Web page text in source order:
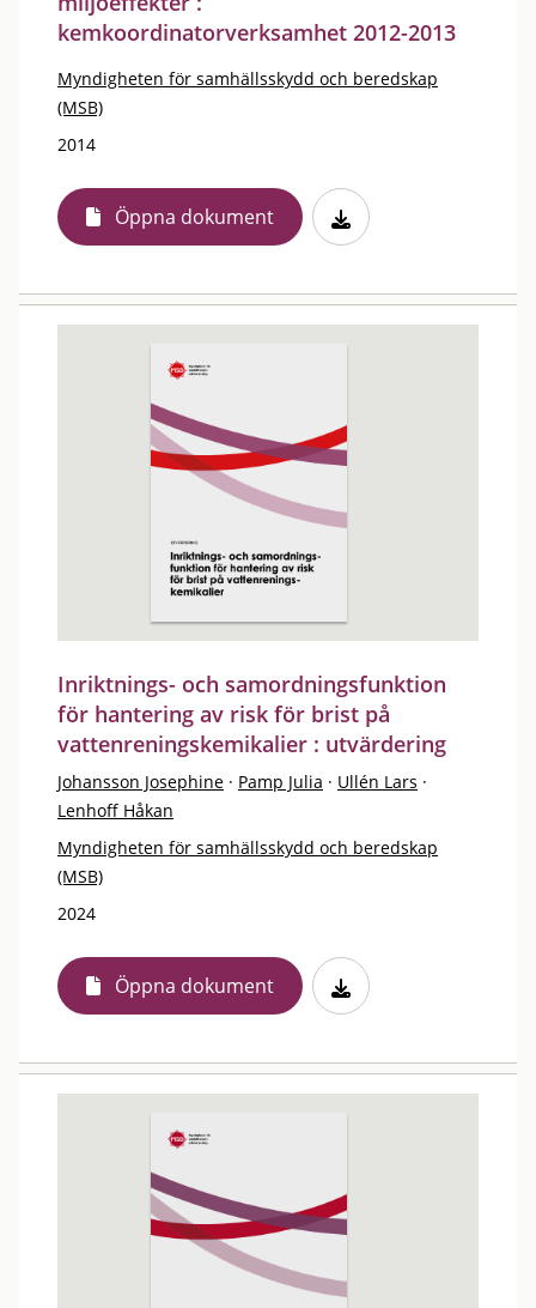
kemkoordinatorverksamhet 2012-2013
Myndigheten för samhällsskydd och beredskap
(MSB)
2014
Öppna dokument
Inriktnings- och samordningsfunktion
för hantering av risk för brist på
vattenreningskemikalier : utvärdering
Johansson Josephine · Pamp Julia · Ullén Lars ·
Lenhoff Håkan
Myndigheten för samhällsskydd och beredskap
(MSB)
2024
Öppna dokument